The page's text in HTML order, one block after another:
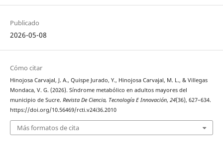
Publicado
2026-05-08
Cómo citar
Hinojosa Carvajal, J. A., Quispe Jurado, Y., Hinojosa Carvajal, M. L., & Villegas
Mondaca, V. G. (2026). Síndrome metabólico en adultos mayores del
municipio de Sucre. Revista De Ciencia, Tecnología E Innovación, 24(36), 627–634.
https://doi.org/10.56469/rcti.v24i36.2010
Más formatos de cita